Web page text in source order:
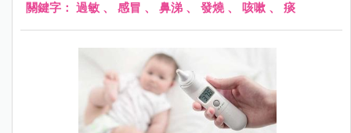
關鍵字： 過敏 、 感冒 、 鼻涕 、 發燒、 咳嗽 、 痰